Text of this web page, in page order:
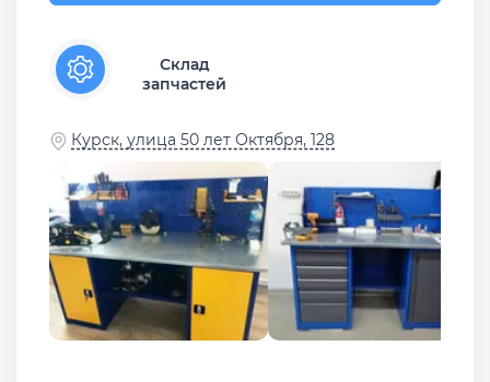
Склад
запчастей
Курск, улица 50 лет Октября, 128